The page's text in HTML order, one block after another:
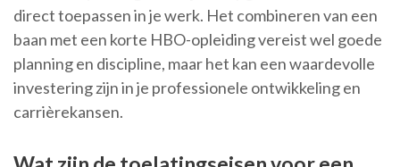
direct toepassen in je werk. Het combineren van een
baan met een korte HBO-opleiding vereist wel goede
planning en discipline, maar het kan een waardevolle
investering zijn in je professionele ontwikkeling en
carrièrekansen.